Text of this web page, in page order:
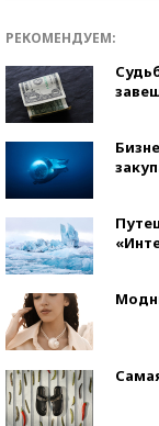
РЕКОМЕНДУЕМ: